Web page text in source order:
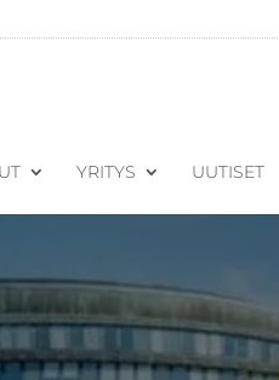
YRITYS UUTISET